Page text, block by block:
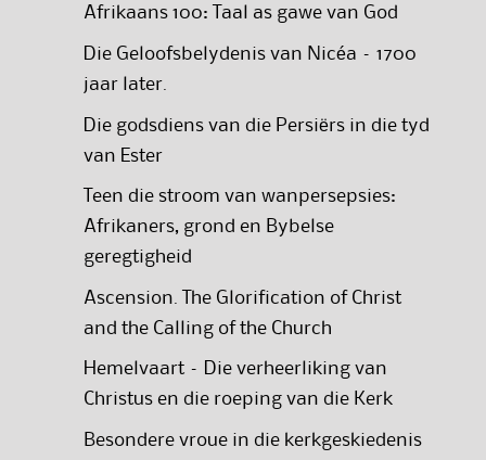
Afrikaans 100: Taal as gawe van God
Die Geloofsbelydenis van Nicéa – 1700
jaar later.
Die godsdiens van die Persiërs in die tyd
van Ester
Teen die stroom van wanpersepsies:
Afrikaners, grond en Bybelse
geregtigheid
Ascension. The Glorification of Christ
and the Calling of the Church
Hemelvaart – Die verheerliking van
Christus en die roeping van die Kerk
Besondere vroue in die kerkgeskiedenis